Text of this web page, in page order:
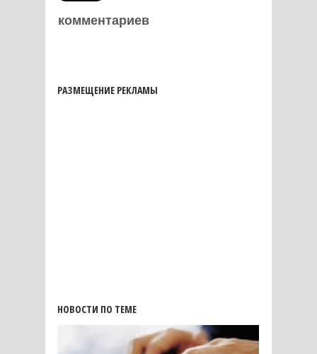
комментариев
РАЗМЕЩЕНИЕ РЕКЛАМЫ
НОВОСТИ ПО ТЕМЕ